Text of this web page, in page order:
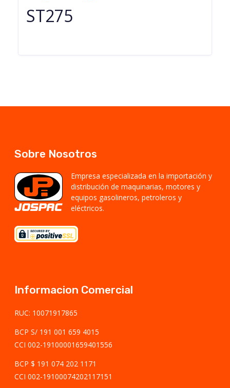
ST275
Sobre Nosotros
Empresa especializada en la importación y
distribución de maquinarias, motores y
equipos gasolineros, petroleros y
eléctricos.
Informacion Comercial
RUC: 10071917865
BCP S/ 191 001 659 4015
CCI 002-19100001659401556
BCP $ 191 074 202 1171
CCI 002-19100074202117151